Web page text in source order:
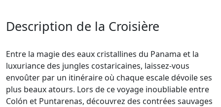
Description de la Croisière
Entre la magie des eaux cristallines du Panama et la
luxuriance des jungles costaricaines, laissez-vous
envoûter par un itinéraire où chaque escale dévoile ses
plus beaux atours. Lors de ce voyage inoubliable entre
Colón et Puntarenas, découvrez des contrées sauvages